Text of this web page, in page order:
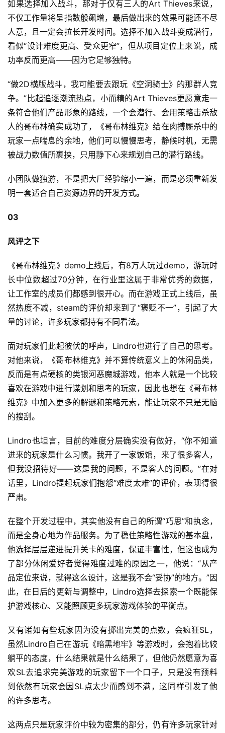
如果选择加入战斗，那对于仅有三人的Art Thieves来说，
不仅工作量将呈指数般飙增，最后做出来的效果可能还不尽
人意，且一定会拉长开发时间。选择不加入战斗变成潜行，
看似“设计难度更高、受众更窄”，但从项目定位上来说，成
功率反而更高——因为它足够独特。
“做2D横版战斗，我可能要去跟玩《空洞骑士》的那群人竞
争。”比起追逐潮流热点，小而精的Art Thieves更愿意走一
条符合他们产品形象的路线，一个会潜行、会用策略击杀敌
人的哥布林确实成功了，《哥布林维克》给在肉搏厮杀中的
玩家一点喘息的余地，他们可以慢慢思考，静候时机，无需
被战力数值所裹挟，只用静下心来规划自己的潜行路线。
小团队做独游，不是把大厂经验缩小一遍，而是必须重新发
明一套适合自己资源边界的开发方式。
03
风评之下
《哥布林维克》demo上线后，有8万人玩过demo，游玩时
长中位数超过70分钟，在行业里这属于非常优秀的数据，
让工作室的成员们都感到很开心。而在游戏正式上线后，虽
然热度不减，steam的评价却来到了“褒贬不一”，引起了大
量的讨论，许多玩家都持有不同看法。
面对玩家们此起彼伏的呼声，Lindro也进行了自己的思考。
对他来说，《哥布林维克》并不算传统意义上的休闲品类，
反而是有点硬核的类银河恶魔城游戏，他本人就是一个比较
喜欢在游戏中进行谋划和思考的玩家，因此也想在《哥布林
维克》中加入更多的解谜和策略元素，能让玩家不只是无脑
的搜刮。
Lindro也坦言，目前的难度分层确实没有做好，“你不知道
进来的玩家是什么习惯。我开了一家饭馆，来了很多客人，
但我没招待好——这是我的问题，不是客人的问题。”在对
话里，Lindro提起玩家们抱怨“难度太难”的评价，表现得很
严肃。
在整个开发过程中，其实他没有自己的所谓“巧思”和执念，
而是全身心地为作品服务。为了稳住策略性游戏的基本盘，
他选择层层递进提升关卡的难度，保证丰富性，但这也成为
了部分休闲爱好者觉得难度过难的原因之一，他说：“从产
品定位来说，就得这么设计，这是我不会“妥协”的地方。”因
此，在日后的更新与调整中，Lindro选择去探索一个既能保
护游戏核心、又能照顾更多玩家游戏体验的平衡点。
又有诸如有些玩家因为没有掷出完美的点数，会疯狂SL，
虽然Lindro自己在游玩《暗黑地牢》等游戏时，会抱着比较
躺平的态度，什么结果就是什么结果了，但他仍然愿意为喜
欢SL去追求完美游戏的玩家留下一个口子，只是没有预料
到依然有玩家会因SL点太少而感到不满，这同样引发了他
的许多思考。
这两点只是玩家评价中较为密集的部分，仍有许多玩家针对